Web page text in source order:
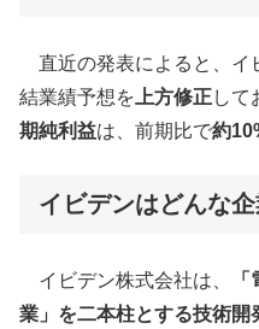
直近の発表によると、イ
結業績予想を 上方修正して
期純利益は、前期比で約
イビデンはどんな
イビデン株式会社は、
業」を二本柱とする技術開